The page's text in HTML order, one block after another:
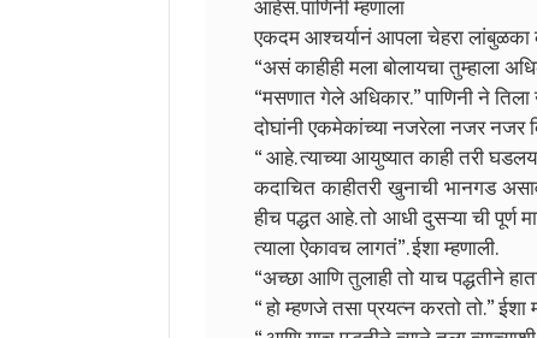
आहेस. पाणिनी म्हणाला
एकदम आश्चर्यानं आपला चेहरा
“असं काहीही मला बोलायचा तुम्हाला
“मसणात गेले अधिकार.” पाणिनी ने तिला
दोघांनी एकमेकांच्या नजरेला नजर नजर
“ आहे. त्याच्या आयुष्यात काही तरी
कदाचित काहीतरी खुनाची भानगड
हीच पद्धत आहे. तो आधी दुसऱ्या ची पूर्ण
त्याला ऐकावच लागतं”. ईशा म्हणाली.
“अच्छा आणि तुलाही तो याच पद्धतीने
“ हो म्हणजे तसा प्रयत्न करतो तो.” ईशा